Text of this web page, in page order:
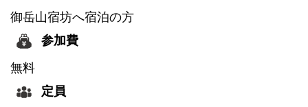
御岳山宿坊へ宿泊の方
参加費
無料
定員